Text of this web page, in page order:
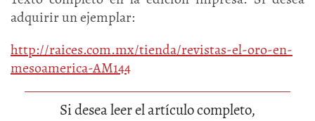
adquirir un ejemplar:
http://raices.com.mx/tienda/revistas-el-oro-en-
mesoamerica-AM144
Si desea leer el artículo completo,